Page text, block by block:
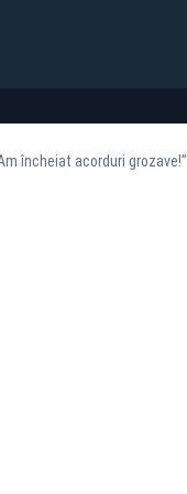
încheiat acorduri grozave!”